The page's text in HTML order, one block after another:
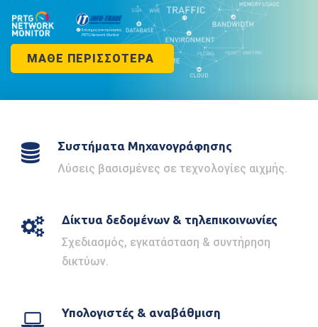
ΜΆΘΕ ΠΕΡΙΣΣΌΤΕΡΑ
Επίσημος αντιπρόσωπος
PRTG Network Monitor
Συστήματα Μηχανογράφησης
Λύσεις βασισμένες σε τεχνολογίες αιχμής.
Δίκτυα δεδομένων & τηλεπικοινωνίες
Σχεδιασμός, εγκατάσταση & συντήρηση
δικτύων.
Υπολογιστές & αναβάθμιση